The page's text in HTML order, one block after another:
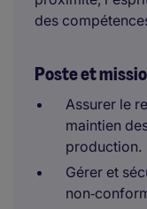
des
Poste et
Assurer le
maintien
production.
Gérer et